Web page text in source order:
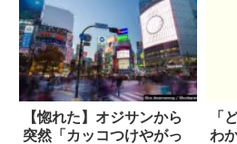
【惚れた】オジサンから
突然「カッコつけやがっ
「
わ